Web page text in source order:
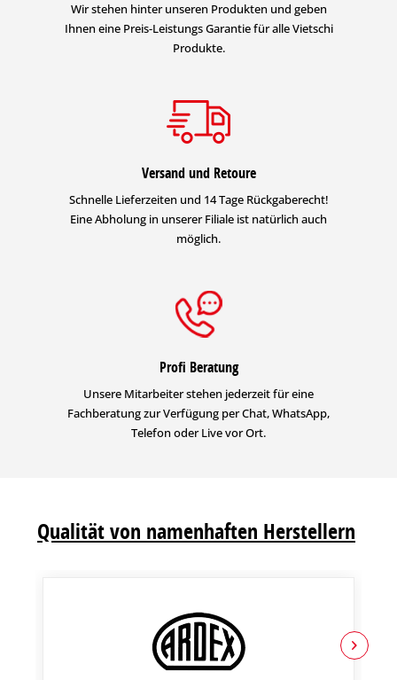
Wir stehen hinter unseren Produkten und geben
Ihnen eine Preis-Leistungs Garantie für alle Vietschi
Produkte.
Versand und Retoure
Schnelle Lieferzeiten und 14 Tage Rückgaberecht!
Eine Abholung in unserer Filiale ist natürlich auch
möglich.
Profi Beratung
Unsere Mitarbeiter stehen jederzeit für eine
Fachberatung zur Verfügung per Chat, WhatsApp,
Telefon oder Live vor Ort.
Qualität von namenhaften Herstellern